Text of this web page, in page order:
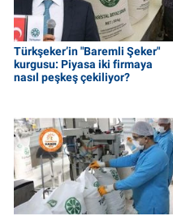
Türkşeker’in "Baremli Şeker"
kurgusu: Piyasa iki firmaya
nasıl peşkeş çekiliyor?